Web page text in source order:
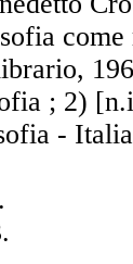
; 2)
-